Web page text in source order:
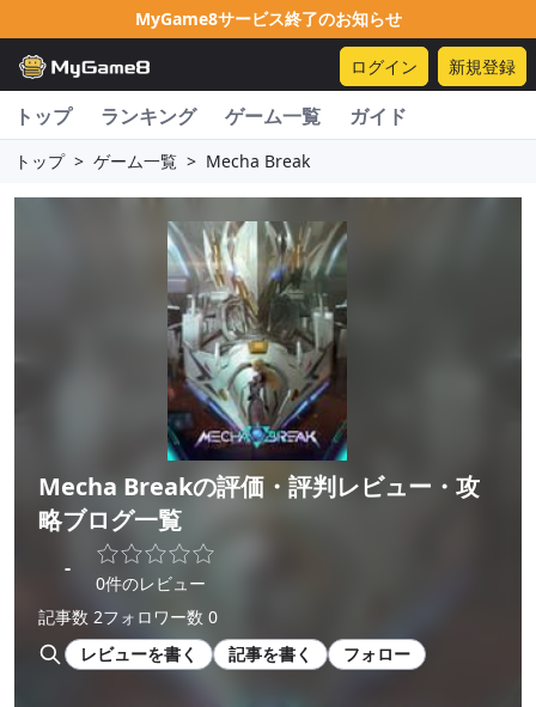
MyGame8サービス終了のお知らせ
ログイン 新規登録
トップ ランキング ゲーム一覧 ガイド
トップ > ゲーム一覧 > Mecha Break
Mecha Breakの評価・評判レビュー・攻
略ブログ一覧
-
0件のレビュー
記事数 2フォロワー数 0
レビューを書く
記事を書く フォロー